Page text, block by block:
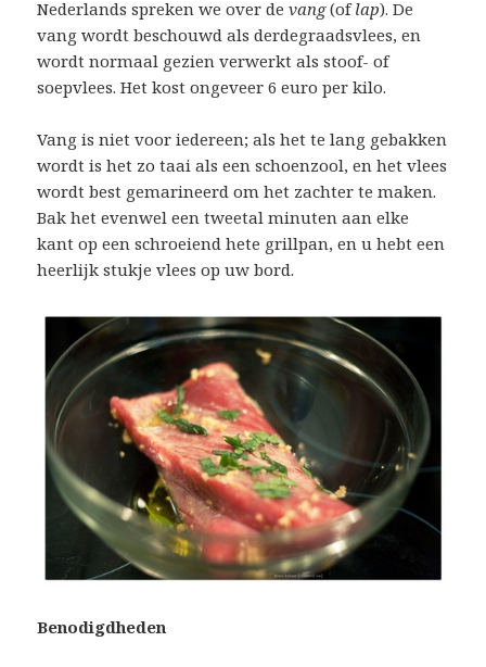
Nederlands spreken we over devang(oflap). De
vang wordt beschouwd als derdegraadsvlees, en
wordt normaal gezien verwerkt als stoof- of
soepvlees. Het kost ongeveer 6 euro per kilo.
Vang is niet voor iedereen; als het te lang gebakken
wordt is het zo taai als een schoenzool, en het vlees
wordt best gemarineerd om het zachter te maken.
Bak het evenwel een tweetal minuten aan elke
kant op een schroeiend hete grillpan, en u hebt een
heerlijk stukje vlees op uw bord.
Benodigdheden